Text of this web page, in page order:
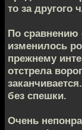
то за другого
По сравнению
изменилось
прежнему
отстрела
без спешки.
Очень